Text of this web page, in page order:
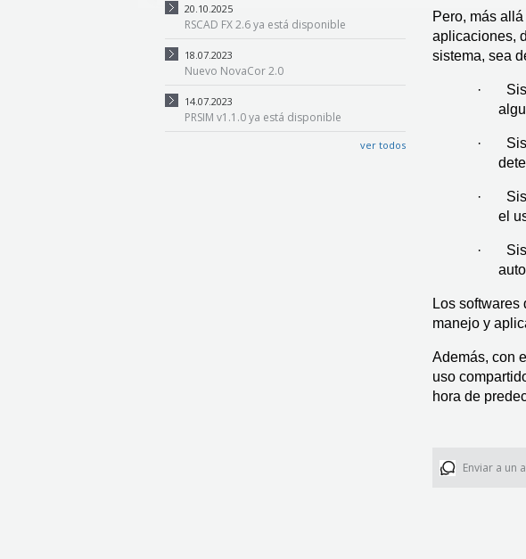
20.10.2025
RSCAD FX 2.6 ya está disponible
18.07.2023
Nuevo NovaCor 2.0
14.07.2023
PRSIM v1.1.0 ya está disponible
ver todos
Pero, más
aplicaciones,
sistema, sea
·
·
·
el
·
Los
manejo y
Además, con
uso
hora de
Enviar a un